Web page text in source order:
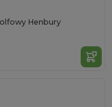
Henbury